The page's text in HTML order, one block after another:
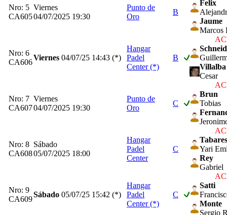
Nro: 5
CA605
Viernes
04/07/2025 19:30
Punto de
Oro
B
Felix
Jaume
Marcos
Nro: 6
CA606
Viernes 04/07/25 14:43 (*)
Hangar
Padel
Center (*)
B
Villalba
Cesar
Nro: 7
CA607
Viernes
04/07/2025 19:30
Punto de
Oro
C
Brun
Tobias
Nro: 8
CA608
Sábado
05/07/2025 18:00
Hangar
Padel
Center
C
Tabares
Yari
Rey
Gabriel
Nro: 9
CA609
Sábado 05/07/25 15:42 (*)
Hangar
Padel
Center (*)
C
Satti
Monte
Sergio